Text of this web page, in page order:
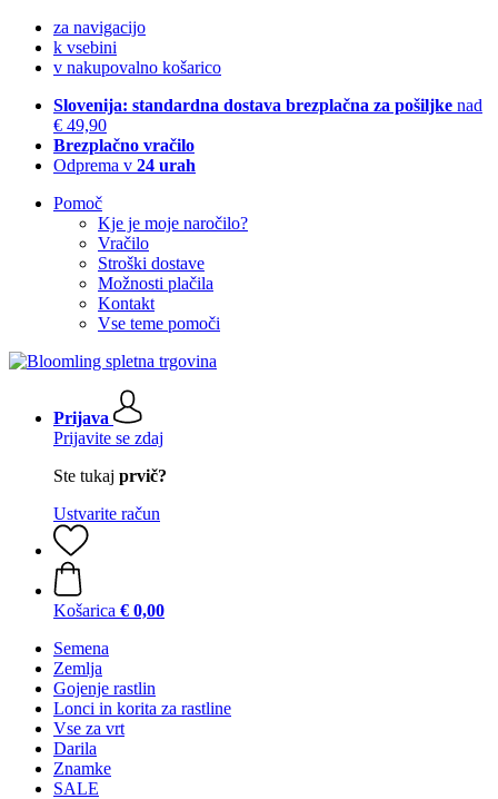
za navigacijo
k vsebini
v nakupovalno košarico
Slovenija: standardna dostava brezplačna za pošiljke nad
€ 49,90
Brezplačno vračilo
Odprema v 24 urah
Pomoč
Kje je moje naročilo?
Vračilo
Stroški dostave
Možnosti plačila
Kontakt
Vse teme pomoči
Prijava
Prijavite se zdaj
Ste tukaj prvič?
Ustvarite račun
Košarica € 0,00
Semena
Zemlja
Gojenje rastlin
Lonci in korita za rastline
Vse za vrt
Darila
Znamke
SALE